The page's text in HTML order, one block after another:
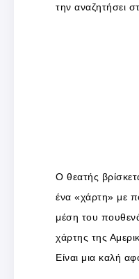
την αναζητήσει
Ο θεατής
ένα «χάρτη» με
μέση του
χάρτης της
Είναι μια καλή